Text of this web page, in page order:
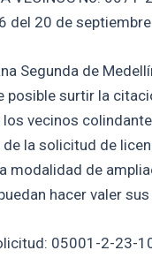
del 20 de
Segunda de
posible surtir la
vecinos
la solicitud de
modalidad de
hacer valer
05001-2-23-